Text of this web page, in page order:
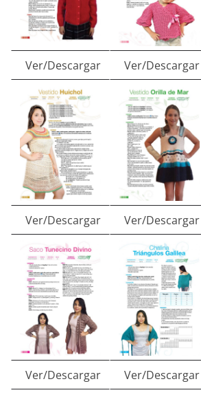
Ver/Descargar Ver/Descargar
Ver/Descargar Ver/Descargar
Ver/Descargar Ver/Descargar